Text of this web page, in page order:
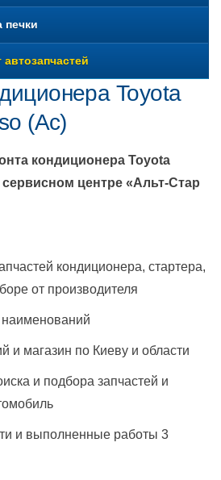
печки
Toyota
(Ac)
кондиционера Toyota
сервисном центре «Альт-Стар
кондиционера, стартера,
от производителя
и магазин по Киеву и области
и подбора запчастей и
и выполненные работы 3